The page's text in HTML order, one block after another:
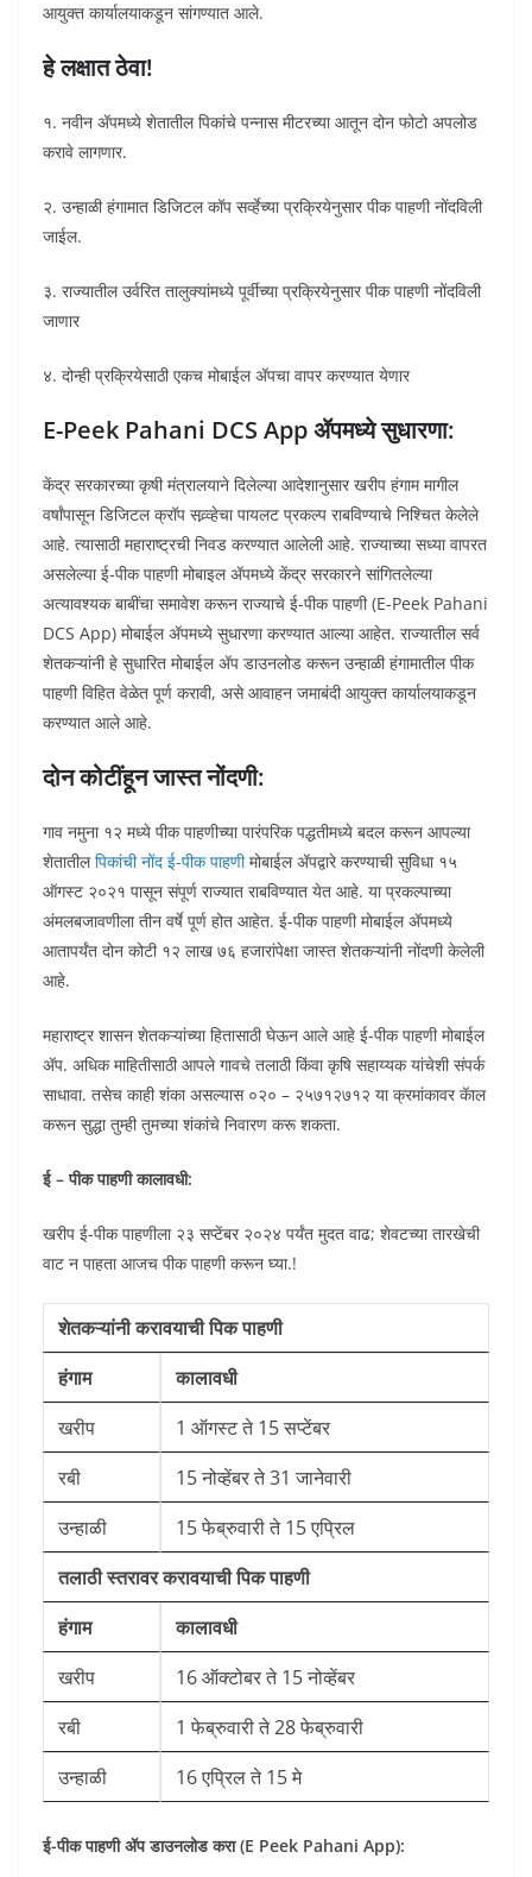
आयुक्त कार्यालयाकडून सांगण्यात आले.
हे लक्षात ठेवा!
१. नवीन ॲपमध्ये शेतातील पिकांचे पन्नास मीटरच्या आतून दोन फोटो अपलोड
करावे लागणार.
२. उन्हाळी हंगामात डिजिटल कॉप सर्व्हेच्या प्रक्रियेनुसार पीक पाहणी नोंदविली
जाईल.
३. राज्यातील उर्वरित तालुक्यांमध्ये पूर्वीच्या प्रक्रियेनुसार पीक पाहणी नोंदविली
जाणार
४. दोन्ही प्रक्रियेसाठी एकच मोबाईल ॲपचा वापर करण्यात येणार
E-Peek Pahani DCS App ॲपमध्ये सुधारणा:
केंद्र सरकारच्या कृषी मंत्रालयाने दिलेल्या आदेशानुसार खरीप हंगाम मागील
वर्षांपासून डिजिटल क्रॉप सव्र्व्हेचा पायलट प्रकल्प राबविण्याचे निश्चित केलेले
आहे. त्यासाठी महाराष्ट्रची निवड करण्यात आलेली आहे. राज्याच्या सध्या वापरत
असलेल्या ई-पीक पाहणी मोबाइल ॲपमध्ये केंद्र सरकारने सांगितलेल्या
अत्यावश्यक बाबींचा समावेश करून राज्याचे ई-पीक पाहणी (E-Peek Pahani
DCS App) मोबाईल ॲपमध्ये सुधारणा करण्यात आल्या आहेत. राज्यातील सर्व
शेतकऱ्यांनी हे सुधारित मोबाईल ॲप डाउनलोड करून उन्हाळी हंगामातील पीक
पाहणी विहित वेळेत पूर्ण करावी, असे आवाहन जमाबंदी आयुक्त कार्यालयाकडून
करण्यात आले आहे.
दोन कोटींहून जास्त नोंदणी:
गाव नमुना १२ मध्ये पीक पाहणीच्या पारंपरिक पद्धतीमध्ये बदल करून आपल्या
शेतातीलपिकांची नोंद ई-पीक पाहणीमोबाईल ॲपद्वारे करण्याची सुविधा १५
ऑगस्ट २०२१ पासून संपूर्ण राज्यात राबविण्यात येत आहे. या प्रकल्पाच्या
अंमलबजावणीला तीन वर्षे पूर्ण होत आहेत. ई-पीक पाहणी मोबाईल ॲपमध्ये
आतापर्यंत दोन कोटी १२ लाख ७६ हजारांपेक्षा जास्त शेतकऱ्यांनी नोंदणी केलेली
आहे.
महाराष्ट्र शासन शेतकऱ्यांच्या हितासाठी घेऊन आले आहे ई-पीक पाहणी मोबाईल
ॲप. अधिक माहितीसाठी आपले गावचे तलाठी किंवा कृषि सहाय्यक यांचेशी संपर्क
साधावा. तसेच काही शंका असल्यास ०२० – २५७१२७१२ या क्रमांकावर कॅाल
करून सुद्धा तुम्ही तुमच्या शंकांचे निवारण करू शकता.
ई – पीक पाहणी कालावधी:
खरीप ई-पीक पाहणीला २३ सप्टेंबर २०२४ पर्यंत मुदत वाढ; शेवटच्या तारखेची
वाट न पाहता आजच पीक पाहणी करून घ्या.!
शेतकऱ्यांनी करावयाची पिक पाहणी
हंगाम
कालावधी
खरीप
1 ऑगस्ट ते 15 सप्टेंबर
रबी
15 नोव्हेंबर ते 31 जानेवारी
उन्हाळी
15 फेब्रुवारी ते 15 एप्रिल
तलाठी स्तरावर करावयाची पिक पाहणी
हंगाम
कालावधी
खरीप
16 ऑक्टोबर ते 15 नोव्हेंबर
रबी
1 फेब्रुवारी ते 28 फेब्रुवारी
उन्हाळी
16 एप्रिल ते 15 मे
ई-पीक पाहणी ॲप डाउनलोड करा (E Peek Pahani App):